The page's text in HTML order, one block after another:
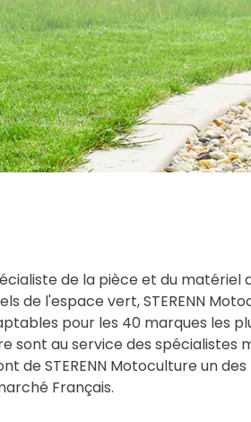
de la pièce et du
de l'espace vert, STERENN
pour les 40 marques les
sont au service des spécialistes
de STERENN Motoculture un
Français.